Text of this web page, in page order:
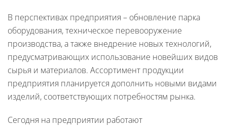
В перспективах предприятия – обновление парка
оборудования, техническое перевооружение
производства, а также внедрение новых технологий,
предусматривающих использование новейших видов
сырья и материалов. Ассортимент продукции
предприятия планируется дополнить новыми видами
изделий, соответствующих потребностям рынка.
Сегодня на предприятии работают